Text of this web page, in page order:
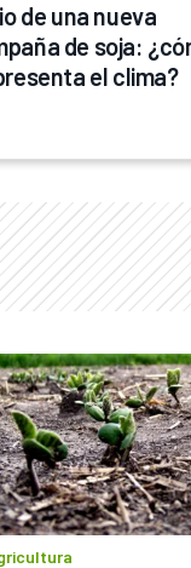
de una nueva
de soja:
el clima?